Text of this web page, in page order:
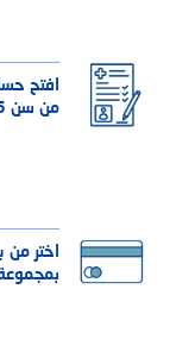
من سن 15 عامًا
بمجموعة